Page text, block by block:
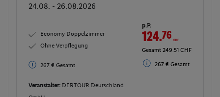
24.08. - 26.08.2026
Economy Doppelzimmer
Ohne Verpflegung
267 € Gesamt
p.P.
124.76CHF
Gesamt 249.51 CHF
267 € Gesamt
Veranstalter: DERTOUR Deutschland